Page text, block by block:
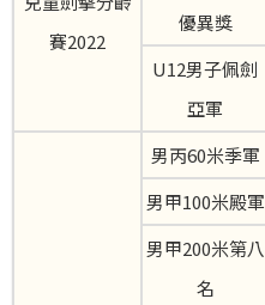
賽2022
優異獎
U12男子佩劍
亞軍
男丙60米季軍
男甲100米殿軍
男甲200米第八
名